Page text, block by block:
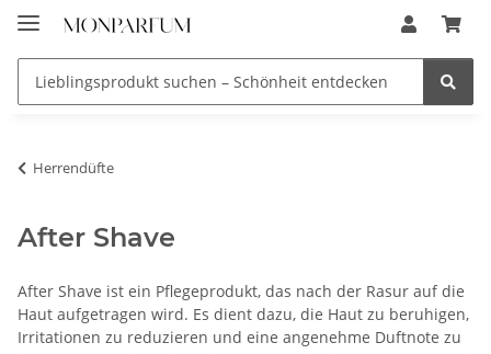
Herrendüfte
After Shave
After Shave ist ein Pflegeprodukt, das nach der Rasur auf die
Haut aufgetragen wird. Es dient dazu, die Haut zu beruhigen,
Irritationen zu reduzieren und eine angenehme Duftnote zu